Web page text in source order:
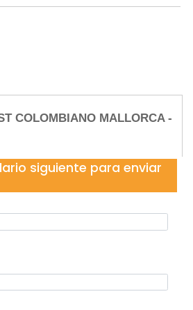
COLOMBIANO MALLORCA -